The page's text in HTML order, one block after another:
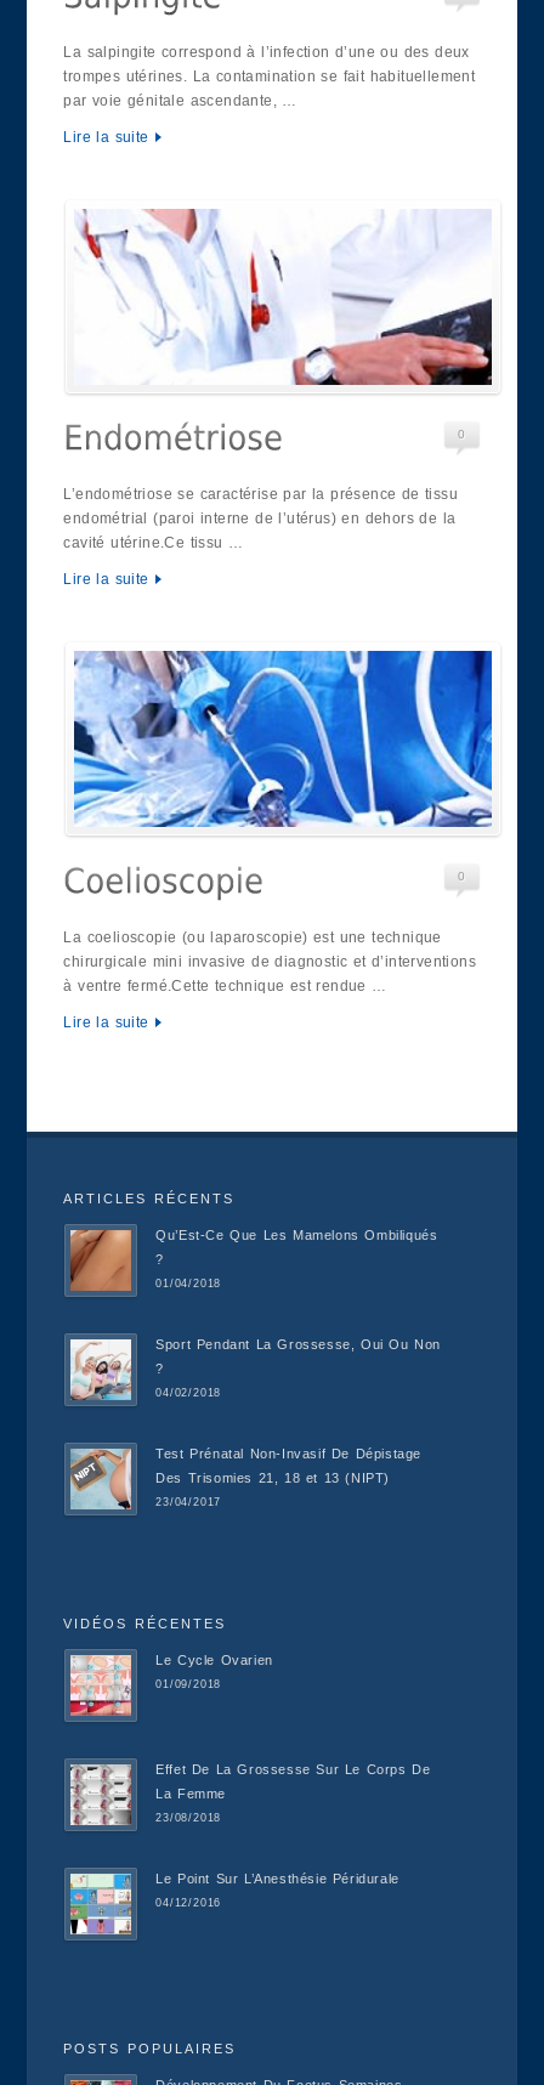
La salpingite correspond à l’infection d’une ou des deux
trompes utérines. La contamination se fait habituellement
par voie génitale ascendante, …
Lire la suite
0
L’endométriose se caractérise par la présence de tissu
endométrial (paroi interne de l’utérus) en dehors de la
cavité utérine.Ce tissu …
Lire la suite
0
La coelioscopie (ou laparoscopie) est une technique
chirurgicale mini invasive de diagnostic et d’interventions
à ventre fermé.Cette technique est rendue …
Lire la suite
ARTICLES RÉCENTS
Qu’Est-Ce Que Les Mamelons Ombiliqués
?
01/04/2018
Sport Pendant La Grossesse, Oui Ou Non
?
04/02/2018
Test Prénatal Non-Invasif De Dépistage
Des Trisomies 21, 18 et 13 (NIPT)
23/04/2017
VIDÉOS RÉCENTES
Le Cycle Ovarien
01/09/2018
Effet De La Grossesse Sur Le Corps De
La Femme
23/08/2018
Le Point Sur L’Anesthésie Péridurale
04/12/2016
POSTS POPULAIRES